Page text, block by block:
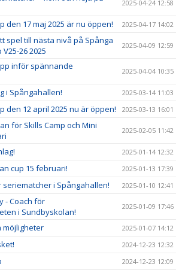
2025-04-24 12:58
den 17 maj 2025 är nu öppen! 2025-04-17 14:02
spel till nästa nivå på Spånga
26 2025
2025-04-09 12:59
inför spännande
2025-04-04 10:35
i Spångahallen! 2025-03-14 11:03
den 12 april 2025 nu är öppen! 2025-03-13 16:01
för Skills Camp och Mini
2025-02-05 11:42
2025-01-14 12:32
cup 15 februari! 2025-01-13 17:39
i Spångahallen! 2025-01-10 12:41
- Coach för
i Sundbyskolan!
2025-01-09 17:46
möjligheter 2025-01-07 14:12
2024-12-23 12:32
2024-12-23 12:09